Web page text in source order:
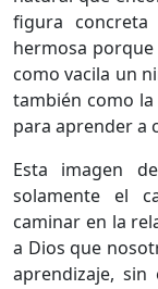
figura
hermosa
como vacila un
también como
para aprender a
Esta imagen
solamente el
caminar en la
a Dios que
aprendizaje,